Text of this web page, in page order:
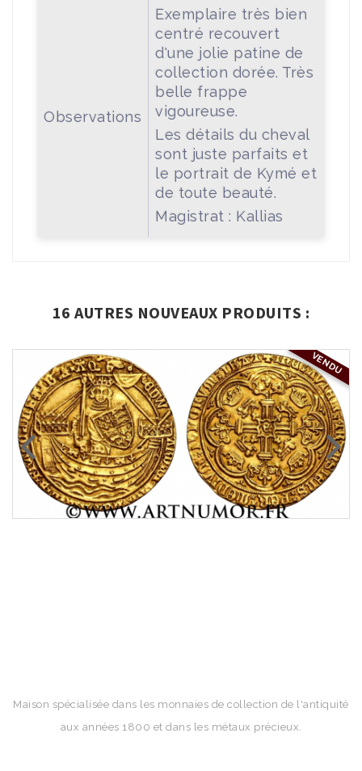
Observations
Exemplaire très bien
centré recouvert
d'une jolie patine de
collection dorée. Très
belle frappe
vigoureuse.
Les détails du cheval
sont juste parfaits et
le portrait de Kymé et
de toute beauté.
Magistrat : Kallias
16 AUTRES NOUVEAUX PRODUITS :
VENDU
Maison spécialisée dans les monnaies de collection de l'antiquité
aux années 1800 et dans les métaux précieux.